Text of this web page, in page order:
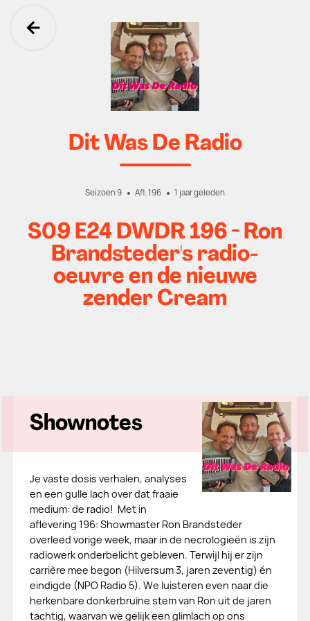
Ga terug
Dit Was De Radio
Seizoen 9 Afl. 196 1 jaar geleden
S09 E24 DWDR 196 - Ron
Brandsteder's radio-
oeuvre en de nieuwe
zender Cream
Shownotes
Je vaste dosis verhalen, analyses
en een gulle lach over dat fraaie
medium: de radio! Met in
aflevering 196: Showmaster Ron Brandsteder
overleed vorige week, maar in de necrologieën is zijn
radiowerk onderbelicht gebleven. Terwijl hij er zijn
carrière mee begon (Hilversum 3, jaren zeventig) én
eindigde (NPO Radio 5). We luisteren even naar die
herkenbare donkerbruine stem van Ron uit de jaren
tachtig, waarvan we gelijk een glimlach op ons